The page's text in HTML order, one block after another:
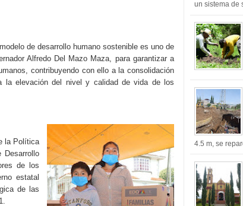
de desarrollo humano sostenible es uno de
Alfredo Del Mazo Maza, para garantizar a
contribuyendo con ello a la consolidación
la elevación del nivel y calidad de vida de los
la Política
Desarrollo
de los
estatal
de las
un sistema de
4.5 m, se